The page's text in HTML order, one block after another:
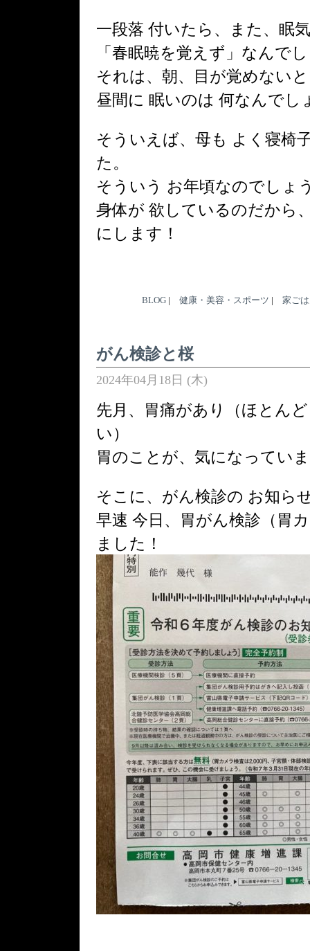
一段落 付いたら、また、眠
「春眠暁を覚えず」なんで
それは、朝、目が覚めない
昼間に 眠いのは 何なんでし
そういえば、母も よく寝椅
た。
そういう お年頃なのでしょ
身体が 欲しているのだから
にします！
BLOG | 健康・美容・スポーツ | 家ご
がん検診と桜
2024年04月18日 (木)
先月、胃痛があり（ほとん
い）
胃のことが、気になってい
そこに、がん検診の お知ら
早速 今日、胃がん検診（胃
ました！